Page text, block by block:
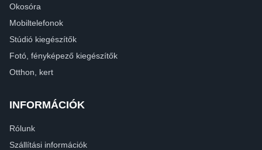
Okosóra
Mobiltelefonok
Stúdió kiegészítők
Fotó, fényképező kiegészítők
Otthon, kert
INFORMÁCIÓK
Rólunk
Szállítási információk